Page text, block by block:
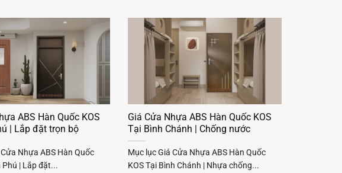
ABS Hàn Quốc KOS
| Lắp đặt trọn bộ
Nhựa ABS Hàn Quốc
Phú | Lắp đặt...
Giá Cửa Nhựa ABS Hàn Quốc KOS
Tại Bình Chánh | Chống nước
Mục lục Giá Cửa Nhựa ABS Hàn Quốc
KOS Tại Bình Chánh | Nhựa chống...